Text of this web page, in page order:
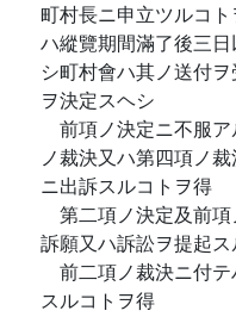
町村長ニ申立ツルコ
ハ縱覽期間滿了後三
シ町村會ハ其ノ送付
ヲ決定スヘシ
前項ノ決定ニ不服
ノ裁決又ハ第四項ノ
ニ出訴スルコトヲ得
第二項ノ決定及前
訴願又ハ訴訟ヲ提起
前二項ノ裁決ニ付
スルコトヲ得